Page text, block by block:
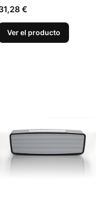
€
Ver el producto